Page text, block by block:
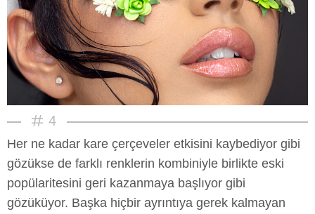
4
Her ne kadar kare çerçeveler etkisini kaybediyor gibi
gözükse de farklı renklerin kombiniyle birlikte eski
popülaritesini geri kazanmaya başlıyor gibi
gözüküyor. Başka hiçbir ayrıntıya gerek kalmayan